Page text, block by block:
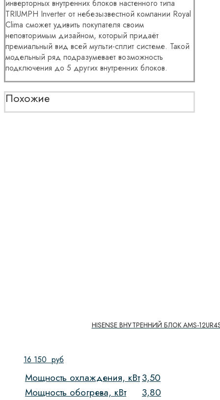
инверторных внутренних блоков настенного типа
TRIUMPH Inverter от небезызвестной компании Royal
Clima сможет удивить покупателя своим
неповторимым дизайном, который придаёт
премиальный вид всей мульти-сплит системе. Такой
модельный ряд подразумевает возможность
подключения до 5 других внутренних блоков.
Похожие
HISENSE ВНУТРЕННИЙ БЛОК AMS-
16 150 руб
Мощность охлаждения, кВт3,50
Мощность обогрева, кВт
3,80